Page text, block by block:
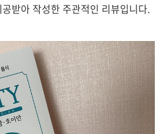
받아 작성한 주관적인 리뷰입니다.